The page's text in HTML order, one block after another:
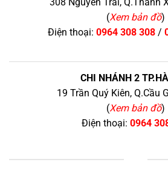
(Xem bản đồ)
Điện thoại: 0964 308 308/
CHI NHÁNH 2
19 Trần Quý Kiên, Q.Cầu
(Xem bản đồ)
Điện thoại: 0964